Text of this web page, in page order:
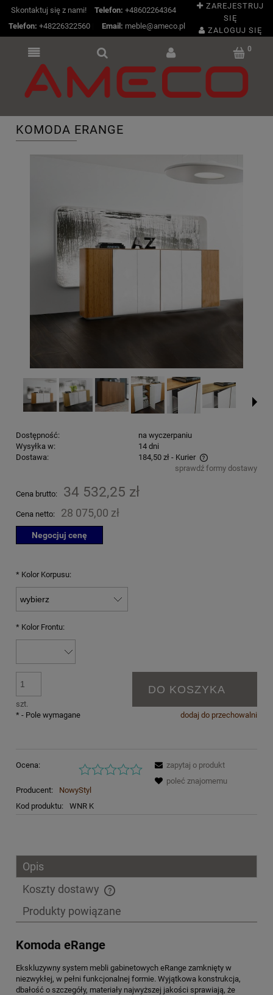
Skontaktuj się z nami! Telefon: +48602264364
Telefon: +48226322560| Email: meble@ameco.pl
ZAREJESTRUJ
SIĘ
ZALOGUJ SIĘ
KOMODA ERANGE
Dostępność:
na wyczerpaniu
Wysyłka w:
14 dni
Dostawa:
184,50 zł - Kurier
Cena nie zawiera ewentualnych kosztów płatnościsprawdź formy dostawy
Cena brutto: 34 532,25 zł
Cena netto: 28 075,00 zł
Negocjuj cenę
* Kolor Korpusu:
* Kolor Frontu:
szt.
DO KOSZYKA
dodaj do przechowalni
* - Pole wymagane
Ocena:
Producent:
NowyStyl
Kod produktu:
WNR K
zapytaj o produkt
poleć znajomemu
Opis
Koszty dostawy
Cena nie zawiera ewentualnych kosztów płatności
Produkty powiązane
Komoda eRange
Ekskluzywny system mebli gabinetowych eRange zamknięty w
niezwykłej, w pełni funkcjonalnej formie. Wyjątkowa konstrukcja,
dbałość o szczegóły, materiały najwyższej jakości sprawiają, że